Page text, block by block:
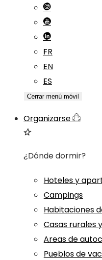
FR
EN
ES
Cerrar menú móvil
Organizarse
¿Dónde dormir?
Hoteles y
Campings
Habitaciones
Casas rurales
Areas de
Pueblos de